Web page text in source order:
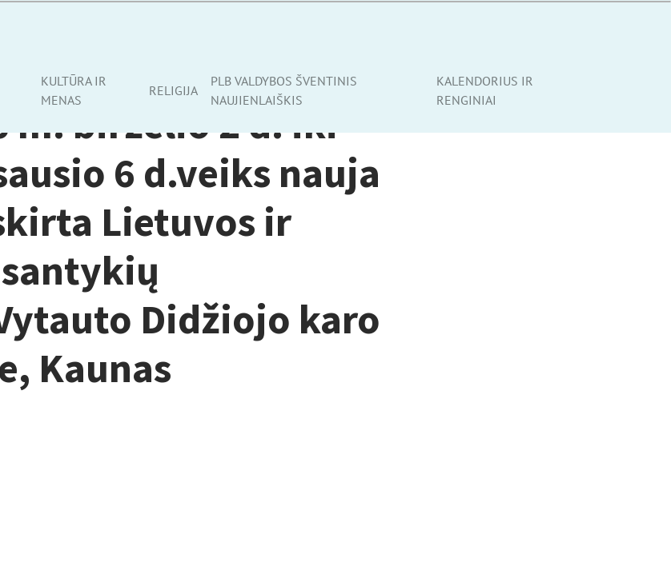
KULTŪRA IR
MENAS
RELIGIJA
PLB VALDYBOS ŠVENTINIS
NAUJIENLAIŠKIS
KALENDORIUS IR
RENGINIAI
m. birželio 2 d. iki
6 d.veiks nauja
Lietuvos ir
Didžiojo karo
Kaunas